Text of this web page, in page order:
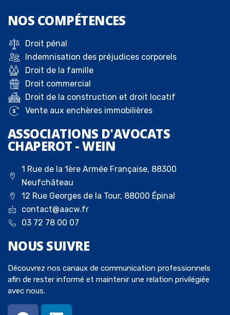
NOS COMPÉTENCES
Droit pénal
Indemnisation des préjudices corporels
Droit de la famille
Droit commercial
Droit de la construction et droit locatif
Vente aux enchères immobilières
ASSOCIATIONS D'AVOCATS
CHAPEROT - WEIN
1 Rue de la 1ère Armée Française, 88300
Neufchâteau
12 Rue Georges de la Tour, 88000 Épinal
contact@aacw.fr
03 72 78 00 07
NOUS SUIVRE
Découvrez nos canaux de communication professionnels
afin de rester informé et maintenir une relation privilégiée
avec nous.